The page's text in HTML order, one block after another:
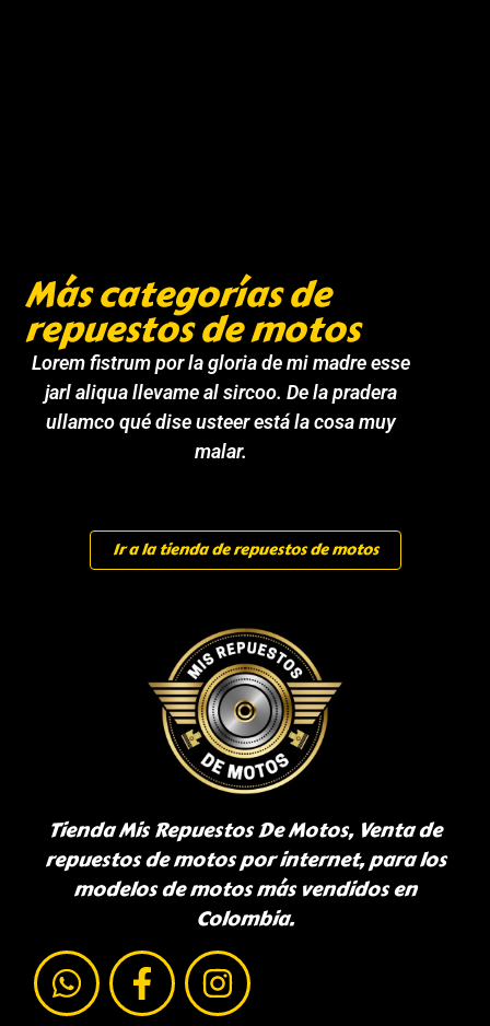
Más categorías de
repuestos de motos
Lorem fistrum por la gloria de mi madre esse
jarl aliqua llevame al sircoo. De la pradera
ullamco qué dise usteer está la cosa muy
malar.
Ir a la tienda de repuestos de motos
Tienda Mis Repuestos De Motos, Venta de
repuestos de motos por internet, para los
modelos de motos más vendidos en
Colombia.